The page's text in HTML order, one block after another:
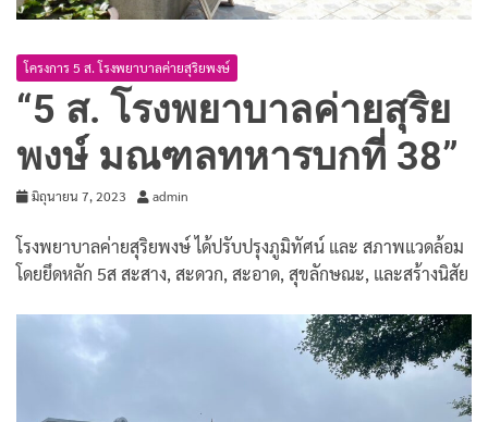
โครงการ 5 ส. โรงพยาบาลค่ายสุริยพงษ์
“5 ส. โรงพยาบาลค่ายสุริย
พงษ์ มณฑลทหารบกที่ 38”
มิถุนายน 7, 2023 admin
โรงพยาบาลค่ายสุริยพงษ์ ได้ปรับปรุงภูมิทัศน์ และ สภาพแวดล้อม
โดยยึดหลัก 5ส สะสาง, สะดวก, สะอาด, สุขลักษณะ, และสร้างนิสัย